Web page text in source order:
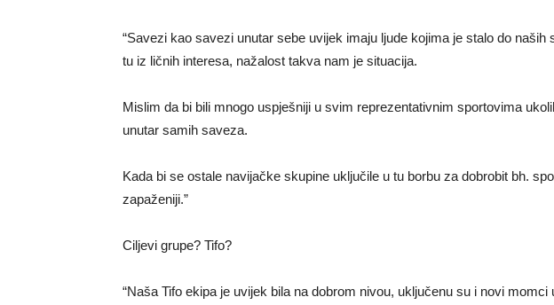
“Savezi kao savezi unutar sebe uvijek imaju ljude kojima je stalo do naših
tu iz ličnih interesa, nažalost takva nam je situacija.
Mislim da bi bili mnogo uspješniji u svim reprezentativnim sportovima
unutar samih saveza.
Kada bi se ostale navijačke skupine uključile u tu borbu za dobrobit bh.
zapaženiji.”
Ciljevi grupe? Tifo?
“Naša Tifo ekipa je uvijek bila na dobrom nivou, uključenu su i novi